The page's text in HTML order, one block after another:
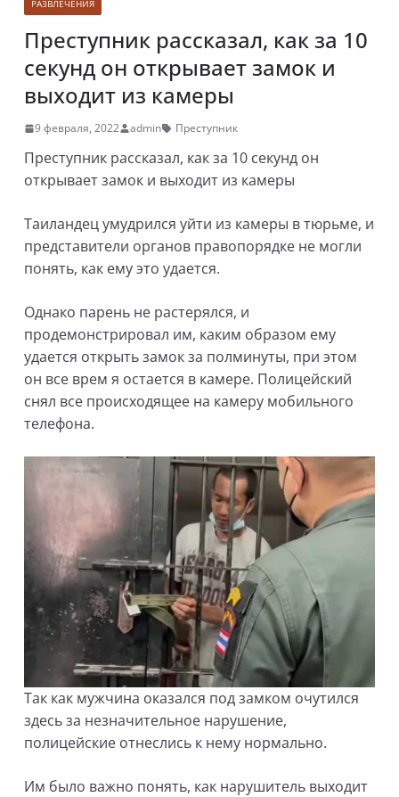
РАЗВЛЕЧЕНИЯ
Преступник рассказал, как за 10
секунд он открывает замок и
выходит из камеры
9 февраля, 2022 admin Преступник
Преступник рассказал, как за 10 секунд он
открывает замок и выходит из камеры
Таиландец умудрился уйти из камеры в тюрьме, и
представители органов правопорядке не могли
понять, как ему это удается.
Однако парень не растерялся, и
продемонстрировал им, каким образом ему
удается открыть замок за полминуты, при этом
он все врем я остается в камере. Полицейский
снял все происходящее на камеру мобильного
телефона.
Так как мужчина оказался под замком очутился
здесь за незначительное нарушение,
полицейские отнеслись к нему нормально.
Им было важно понять, как нарушитель выходит